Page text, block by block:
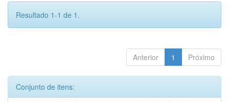
Resultado 1-1 de 1.
Anterior 1 Próximo
Conjunto de itens: